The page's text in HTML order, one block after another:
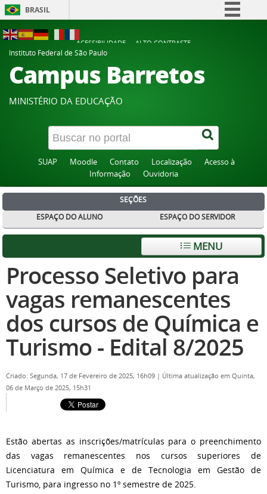
BRASIL
Participe
Acesso à informação
Canais
ACESSIBILIDADE
ALTO CONTRASTE
Instituto Federal de São Paulo
Campus Barretos
MINISTÉRIO DA EDUCAÇÃO
SUAP Moodle Contato Localização
Acesso à
Informação
Ouvidoria
SEÇÕES
ESPAÇO DO ALUNO
ESPAÇO DO SERVIDOR
MENU
Processo Seletivo para
vagas remanescentes
dos cursos de Química e
Turismo - Edital 8/2025
Criado: Segunda, 17 de Fevereiro de 2025, 16h09 | Última atualização em Quinta,
06 de Março de 2025, 15h31
Estão abertas as inscrições/matrículas para o preenchimento
das vagas remanescentes nos cursos superiores de
Licenciatura em Química e de Tecnologia em Gestão de
Turismo, para ingresso no 1º semestre de 2025.